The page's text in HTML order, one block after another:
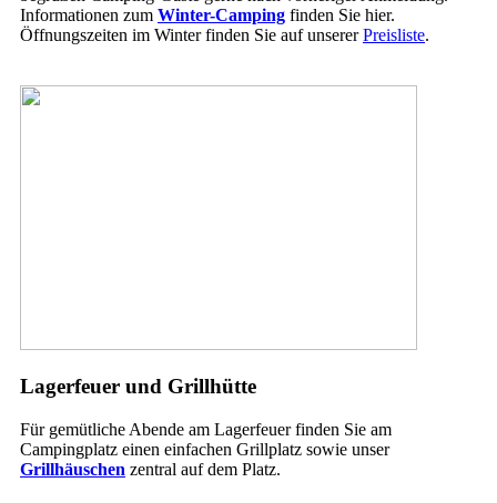
Informationen zum Winter-Camping finden Sie hier.
Öffnungszeiten im Winter finden Sie auf unsererPreisliste.
Lagerfeuer und Grillhütte
Für gemütliche Abende am Lagerfeuer finden Sie am
Campingplatz einen einfachen Grillplatz sowie unser
Grillhäuschen zentral auf dem Platz.